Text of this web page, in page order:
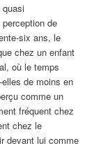
quasi
de
six ans, le
chez un enfant
où le temps
de moins en
comme un
fréquent chez
chez le
devant lui comme